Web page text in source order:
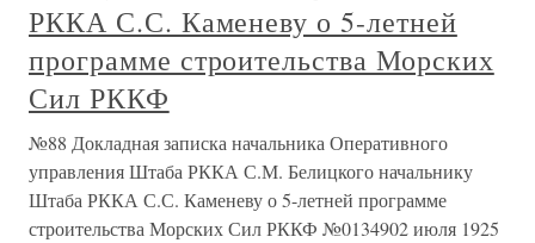
РККА С.С. Каменеву о 5-летней
программе строительства Морских
Сил РККФ
№88 Докладная записка начальника Оперативного
управления Штаба РККА С.М. Белицкого начальнику
Штаба РККА С.С. Каменеву о 5-летней программе
строительства Морских Сил РККФ №0134902 июля 1925